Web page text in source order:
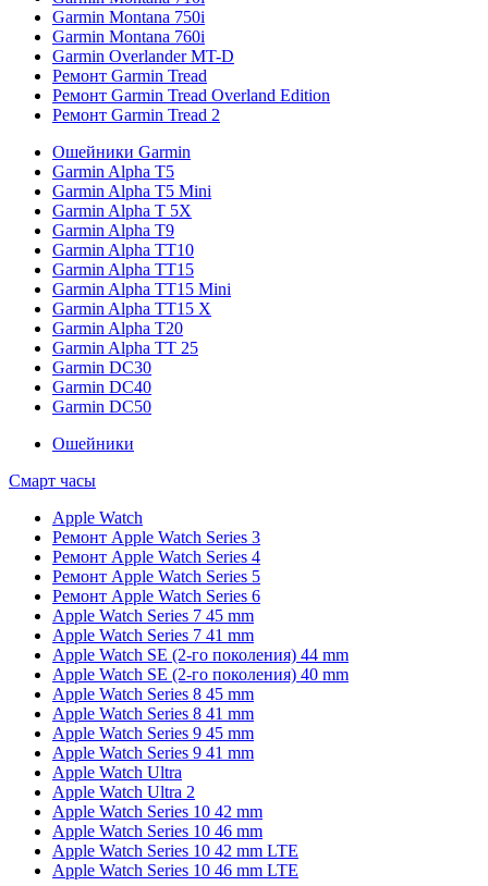
Garmin Montana 750i
Garmin Montana 760i
Garmin Overlander MT-D
Ремонт Garmin Tread
Ремонт Garmin Tread Overland Edition
Ремонт Garmin Tread 2
Ошейники Garmin
Garmin Alpha T5
Garmin Alpha T5 Mini
Garmin Alpha T 5X
Garmin Alpha T9
Garmin Alpha TT10
Garmin Alpha TT15
Garmin Alpha TT15 Mini
Garmin Alpha TT15 X
Garmin Alpha T20
Garmin Alpha TT 25
Garmin DC30
Garmin DC40
Garmin DC50
Ошейники
Смарт часы
Apple Watch
Ремонт Apple Watch Series 3
Ремонт Apple Watch Series 4
Ремонт Apple Watch Series 5
Ремонт Apple Watch Series 6
Apple Watch Series 7 45 mm
Apple Watch Series 7 41 mm
Apple Watch SE (2-го поколения) 44 mm
Apple Watch SE (2-го поколения) 40 mm
Apple Watch Series 8 45 mm
Apple Watch Series 8 41 mm
Apple Watch Series 9 45 mm
Apple Watch Series 9 41 mm
Apple Watch Ultra
Apple Watch Ultra 2
Apple Watch Series 10 42 mm
Apple Watch Series 10 46 mm
Apple Watch Series 10 42 mm LTE
Apple Watch Series 10 46 mm LTE